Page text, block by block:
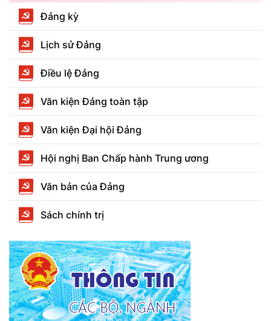
Đảng kỳ
Lịch sử Đảng
Điều lệ Đảng
Văn kiện Đảng toàn tập
Văn kiện Đại hội Đảng
Hội nghị Ban Chấp hành Trung ương
Văn bản của Đảng
Sách chính trị